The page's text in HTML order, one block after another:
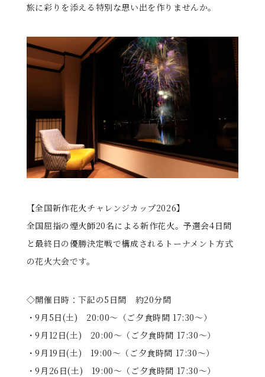
旅に彩りを添える特別な思い出を作りませんか。
【全国新作花火チャレンジカップ2026】
全国屈指の煙火師20名による新作花火。予選会4日間
と最終日の優勝決定戦で構成されるトーナメント方式
の花火大会です。
◇開催日時：下記の5日間 約20分間
・9月5日(土) 20:00〜（ご夕食時間 17:30〜）
・9月12日(土) 20:00〜（ご夕食時間 17:30〜）
・9月19日(土) 19:00〜（ご夕食時間 17:30〜）
・9月26日(土) 19:00〜（ご夕食時間 17:30〜）